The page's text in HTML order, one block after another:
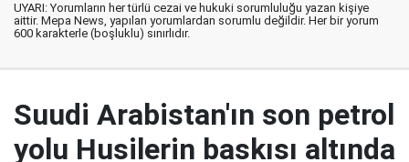
UYARI: Yorumların her türlü cezai ve hukuki sorumluluğu yazan kişiye
aittir. Mepa News, yapılan yorumlardan sorumlu değildir. Her bir yorum
600 karakterle (boşluklu) sınırlıdır.
Suudi Arabistan'ın son petrol
yolu Husilerin baskısı altında